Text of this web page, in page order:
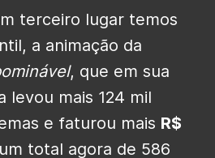
terceiro lugar temos
a animação da
, que em sua
levou mais 124 mil
e faturou mais R$
total agora de 586